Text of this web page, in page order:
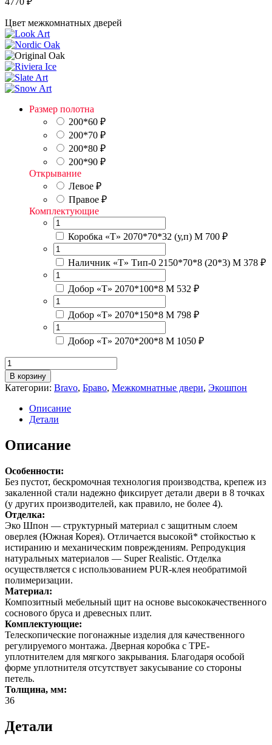
Цвет межкомнатных дверей
Размер полотна
200*60 ₽
200*70 ₽
200*80 ₽
200*90 ₽
Открывание
Левое ₽
Правое ₽
Комплектующие
Коробка «Т» 2070*70*32 (у,п) М 700 ₽
Наличник «Т» Тип-0 2150*70*8 (20*3) М 378 ₽
Добор «Т» 2070*100*8 М 532 ₽
Добор «Т» 2070*150*8 М 798 ₽
Добор «Т» 2070*200*8 М 1050 ₽
Количество
товара
Браво-21Original
Oak
В корзину
Категории: Bravo, Браво, Межкомнатные двери, Экошпон
Описание
Детали
Описание
Особенности:
Без пустот, бескромочная технология производства, крепеж из
закаленной стали надежно фиксирует детали двери в 8 точках
(у других производителей, как правило, не более 4).
Отделка:
Эко Шпон — структурный материал с защитным слоем
оверлея (Южная Корея). Отличается высокой* стойкостью к
истиранию и механическим повреждениям. Репродукция
натуральных материалов — Super Realistic. Отделка
осуществляется с использованием PUR-клея необратимой
полимеризации.
Материал:
Композитный мебельный щит на основе высококачественного
соснового бруса и древесных плит.
Комплектующие:
Телескопические погонажные изделия для качественного
регулируемого монтажа. Дверная коробка с TPE-
уплотнителем для мягкого закрывания. Благодаря особой
форме уплотнителя отсутствует закусывание со стороны
петель.
Толщина, мм:
36
Детали